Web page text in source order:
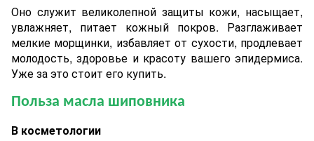
Оно служит великолепной защиты кожи, насыщает,
увлажняет, питает кожный покров. Разглаживает
мелкие морщинки, избавляет от сухости, продлевает
молодость, здоровье и красоту вашего эпидермиса.
Уже за это стоит его купить.
Польза масла шиповника
В косметологии